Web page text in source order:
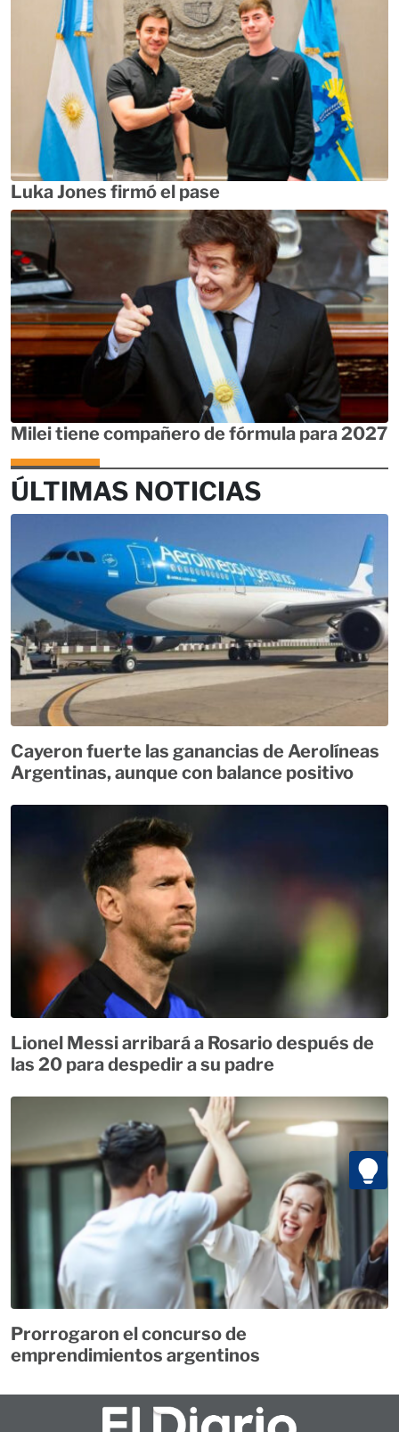
Luka Jones firmó el pase
Milei tiene compañero de fórmula para 2027
ÚLTIMAS NOTICIAS
Cayeron fuerte las ganancias de Aerolíneas
Argentinas, aunque con balance positivo
Lionel Messi arribará a Rosario después de
las 20 para despedir a su padre
Prorrogaron el concurso de
emprendimientos argentinos